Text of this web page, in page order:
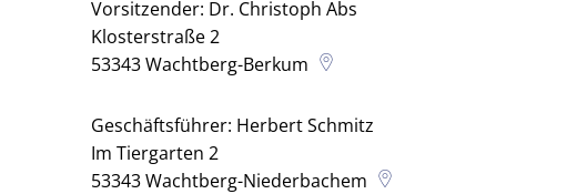
Vorsitzender: Dr. Christoph Abs
Klosterstraße 2
53343Wachtberg-Berkum
Geschäftsführer: Herbert Schmitz
Im Tiergarten 2
53343Wachtberg-Niederbachem